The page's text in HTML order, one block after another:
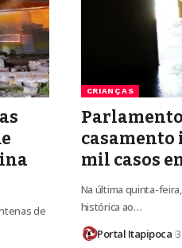
de
CRIANÇAS
casamento
mil casos
Na última quinta-
histórica ao…
Portal Itapipoca